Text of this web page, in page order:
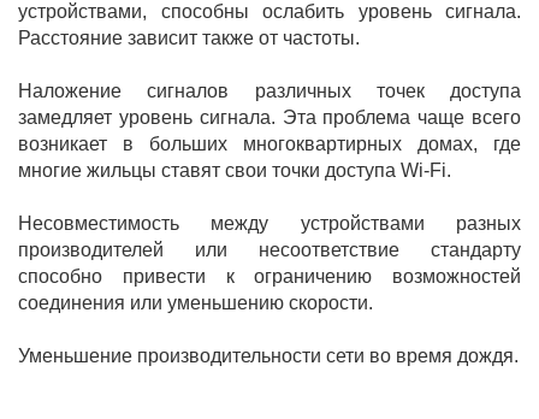
устройствами, способны ослабить уровень сигнала.
Расстояние зависит также от частоты.
Наложение сигналов различных точек доступа
замедляет уровень сигнала. Эта проблема чаще всего
возникает в больших многоквартирных домах, где
многие жильцы ставят свои точки доступа Wi-Fi.
Несовместимость между устройствами разных
производителей или несоответствие стандарту
способно привести к ограничению возможностей
соединения или уменьшению скорости.
Уменьшение производительности сети во время дождя.